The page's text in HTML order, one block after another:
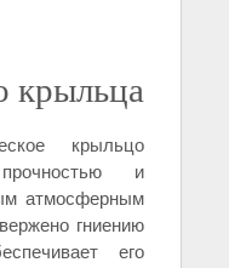
крыльца
крыльцо
и
атмосферным
гниению
его